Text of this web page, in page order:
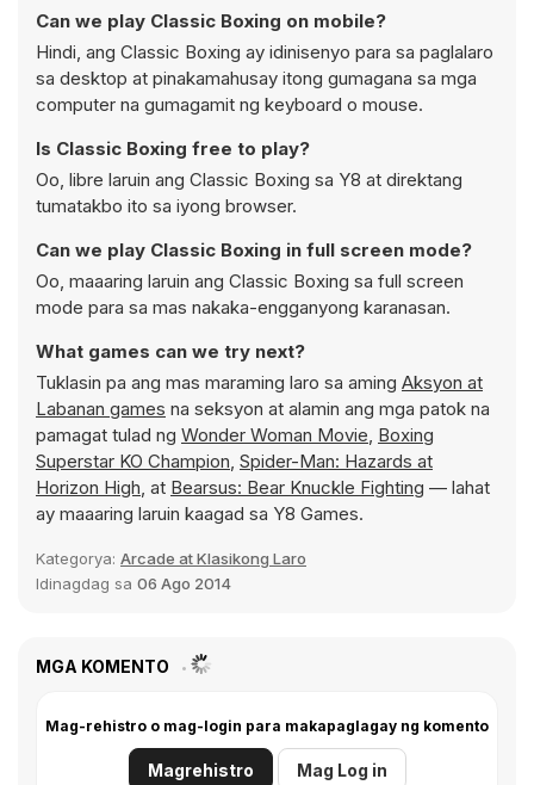
Can we play Classic Boxing on mobile?
Hindi, ang Classic Boxing ay idinisenyo para sa paglalaro
sa desktop at pinakamahusay itong gumagana sa mga
computer na gumagamit ng keyboard o mouse.
Is Classic Boxing free to play?
Oo, libre laruin ang Classic Boxing sa Y8 at direktang
tumatakbo ito sa iyong browser.
Can we play Classic Boxing in full screen mode?
Oo, maaaring laruin ang Classic Boxing sa full screen
mode para sa mas nakaka-engganyong karanasan.
What games can we try next?
Tuklasin pa ang mas maraming laro sa aming Aksyon at
Labanan games na seksyon at alamin ang mga patok na
pamagat tulad ng Wonder Woman Movie, Boxing
Superstar KO Champion, Spider-Man: Hazards at
Horizon High, at Bearsus: Bear Knuckle Fighting — lahat
ay maaaring laruin kaagad sa Y8 Games.
Kategorya: Arcade at Klasikong Laro
Idinagdag sa 06 Ago 2014
MGA KOMENTO
Mag-rehistro o mag-login para makapaglagay ng komento
Magrehistro Mag Log in